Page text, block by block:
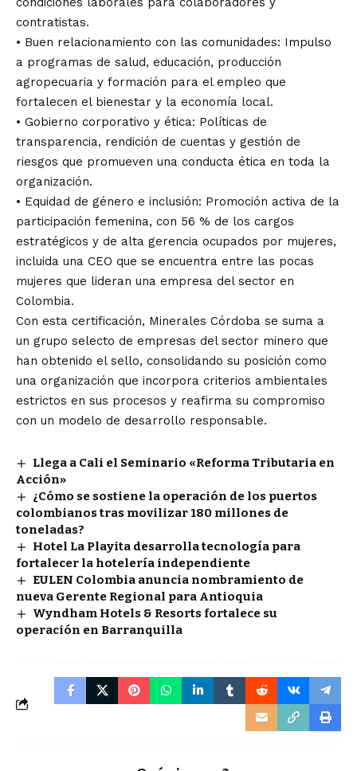
contratistas.
• Buen relacionamiento con las comunidades: Impulso
a programas de salud, educación, producción
agropecuaria y formación para el empleo que
fortalecen el bienestar y la economía local.
• Gobierno corporativo y ética: Políticas de
transparencia, rendición de cuentas y gestión de
riesgos que promueven una conducta ética en toda la
organización.
• Equidad de género e inclusión: Promoción activa de la
participación femenina, con 56 % de los cargos
estratégicos y de alta gerencia ocupados por mujeres,
incluida una CEO que se encuentra entre las pocas
mujeres que lideran una empresa del sector en
Colombia.
Con esta certificación, Minerales Córdoba se suma a
un grupo selecto de empresas del sector minero que
han obtenido el sello, consolidando su posición como
una organización que incorpora criterios ambientales
estrictos en sus procesos y reafirma su compromiso
con un modelo de desarrollo responsable.
Llega a Cali el Seminario «Reforma Tributaria en
Acción»
¿Cómo se sostiene la operación de los puertos
colombianos tras movilizar 180 millones de
toneladas?
Hotel La Playita desarrolla tecnología para
fortalecer la hotelería independiente
EULEN Colombia anuncia nombramiento de
nueva Gerente Regional para Antioquia
Wyndham Hotels & Resorts fortalece su
operación en Barranquilla